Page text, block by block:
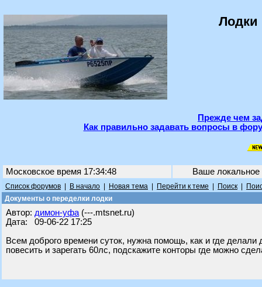
Лодки
Прежде чем
Как правильно задавать вопросы в
Московское время 17:34:48 Ваше
Список форумов В начало Новая тема Перейти к теме Поиск
Документы о переделки лодки
Автор: димон-уфа (---.mtsnet.ru)
Дата: 09-06-22 17:25
Всем доброго времени суток, нужна помощь, как и где
повесить и зарегать 60лс, подскажите конторы где можно